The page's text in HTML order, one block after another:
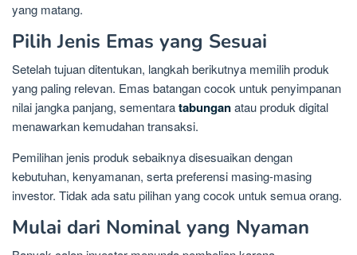
yang matang.
Pilih Jenis Emas yang Sesuai
Setelah tujuan ditentukan, langkah berikutnya memilih produk
yang paling relevan. Emas batangan cocok untuk penyimpanan
nilai jangka panjang, sementaratabunganatau produk digital
menawarkan kemudahan transaksi.
Pemilihan jenis produk sebaiknya disesuaikan dengan
kebutuhan, kenyamanan, serta preferensi masing-masing
investor. Tidak ada satu pilihan yang cocok untuk semua orang.
Mulai dari Nominal yang Nyaman